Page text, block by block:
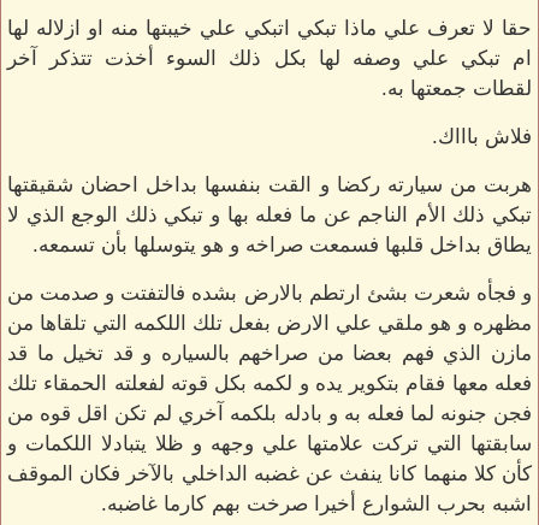
حقا لا تعرف علي ماذا تبكي اتبكي علي خيبتها منه او ازلاله لها
ام تبكي علي وصفه لها بكل ذلك السوء أخذت تتذكر آخر
لقطات جمعتها به.
فلاش باااك.
هربت من سيارته ركضا و القت بنفسها بداخل احضان شقيقتها
تبكي ذلك الأم الناجم عن ما فعله بها و تبكي ذلك الوجع الذي لا
يطاق بداخل قلبها فسمعت صراخه و هو يتوسلها بأن تسمعه.
و فجأه شعرت بشئ ارتطم بالارض بشده فالتفتت و صدمت من
مظهره و هو ملقي علي الارض بفعل تلك اللكمه التي تلقاها من
مازن الذي فهم بعضا من صراخهم بالسياره و قد تخيل ما قد
فعله معها فقام بتكوير يده و لكمه بكل قوته لفعلته الحمقاء تلك
فجن جنونه لما فعله به و بادله بلكمه آخري لم تكن اقل قوه من
سابقتها التي تركت علامتها علي وجهه و ظلا يتبادلا اللكمات و
كأن كلا منهما كانا ينفث عن غضبه الداخلي بالآخر فكان الموقف
اشبه بحرب الشوارع أخيرا صرخت بهم كارما غاضبه.